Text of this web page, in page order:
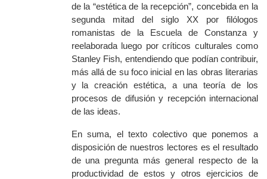
de la “estética de la recepción”, concebida en la
segunda mitad del siglo XX por filólogos
romanistas de la Escuela de Constanza y
reelaborada luego por críticos culturales como
Stanley Fish, entendiendo que podíancontribuir,
más allá de su foco inicial en las obras literarias
y la creación estética, a una teoría de los
procesos de difusión y recepción internacional
de las ideas.
En suma, el texto colectivo que ponemos a
disposición de nuestros lectores es el resultado
de una pregunta más general respecto de la
productividad de estos y otros ejercicios de